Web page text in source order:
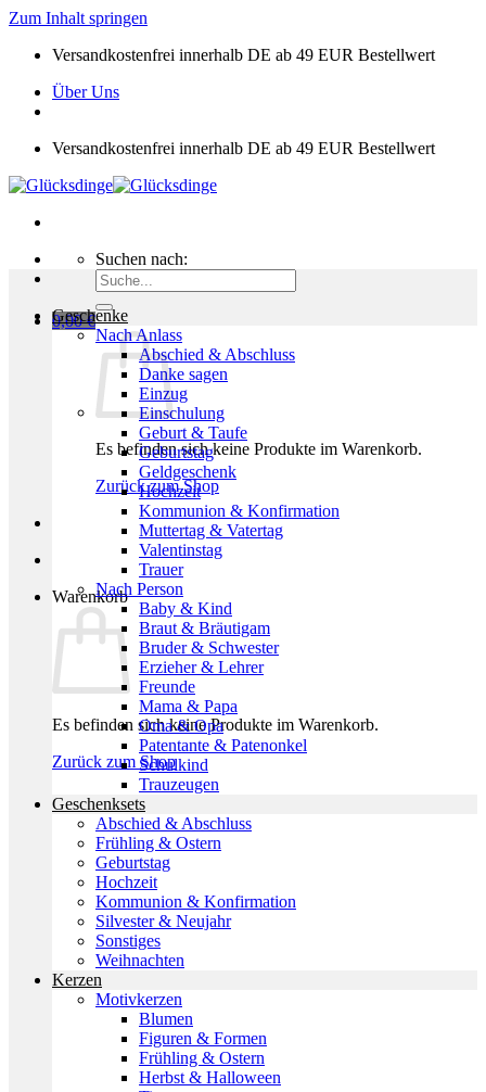
Zum Inhalt springen
Versandkostenfrei innerhalb DE ab 49 EUR Bestellwert
Über Uns
Versandkostenfrei innerhalb DE ab 49 EUR Bestellwert
Suchen nach:
0,00€
Es befinden sich keine Produkte im Warenkorb.
Zurück zum Shop
Warenkorb
Es befinden sich keine Produkte im Warenkorb.
Zurück zum Shop
Geschenke
Nach Anlass
Abschied & Abschluss
Danke sagen
Einzug
Einschulung
Geburt & Taufe
Geburtstag
Geldgeschenk
Hochzeit
Kommunion & Konfirmation
Muttertag & Vatertag
Valentinstag
Trauer
Nach Person
Baby & Kind
Braut & Bräutigam
Bruder & Schwester
Erzieher & Lehrer
Freunde
Mama & Papa
Oma & Opa
Patentante & Patenonkel
Schulkind
Trauzeugen
Geschenksets
Abschied & Abschluss
Frühling & Ostern
Geburtstag
Hochzeit
Kommunion & Konfirmation
Silvester & Neujahr
Sonstiges
Weihnachten
Kerzen
Motivkerzen
Blumen
Figuren & Formen
Frühling & Ostern
Herbst & Halloween